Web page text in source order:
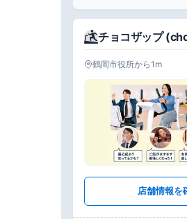
チョコザップ
鶴岡市役所から1m
店舗情報を